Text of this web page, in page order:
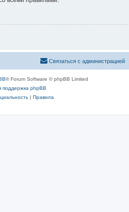
Связаться с администрацией
® Forum Software © phpBB Limited
поддержка phpBB
| Правила